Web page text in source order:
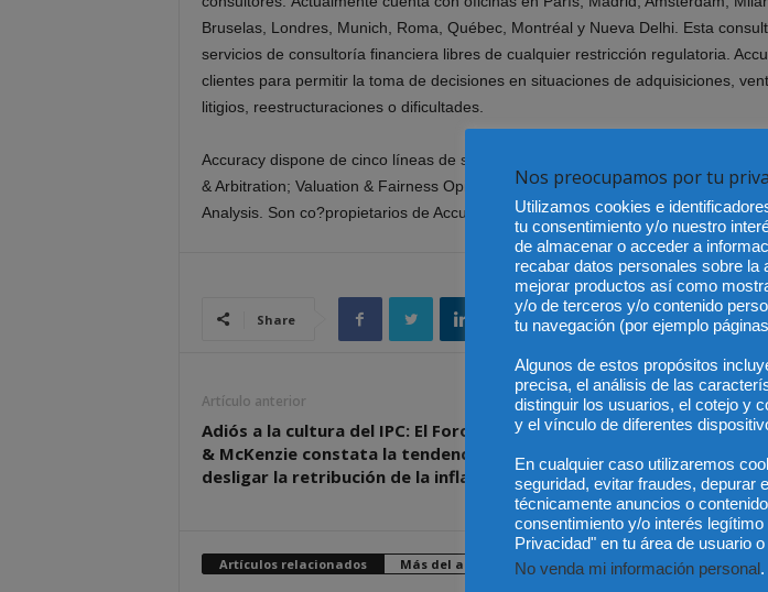
Bruselas, Londres, Munich, Roma, Québec, Montréal y Nueva Delhi. Esta
servicios de consultoría financiera libres de cualquier restricción regulatoria.
clientes para permitir la toma de decisiones en situaciones de adquisiciones,
litigios, reestructuraciones o dificultades.
Accuracy dispone de cinco líneas de servicio: Transaction Support & Advisory;
& Arbitration; Valuation & Fairness Opinion; Corporate Recovery Services;
Analysis. Son co?propietarios de Accuracy sus socios y AON Corporation,
Share
Artículo anterior
Adiós a la cultura del IPC: El Foro Baker
& McKenzie constata la tendencia de
desligar la retribución de la inflación
El Rey preside
aniversario
Colegios de
Artículos relacionados Más del autor
Nos preocupamos por tu
Utilizamos cookies e
tu consentimiento y/o nuestro
de almacenar o acceder a
recabar datos personales sobre la
mejorar productos así como
y/o de terceros y/o contenido
tu navegación (por ejemplo
Algunos de estos propósitos
precisa, el análisis de las
distinguir los usuarios, el cotejo y
y el vínculo de diferentes
En cualquier caso utilizaremos
seguridad, evitar fraudes, depurar
técnicamente anuncios o
consentimiento y/o interés
Privacidad" en tu área de usuario
No venda mi información personal .